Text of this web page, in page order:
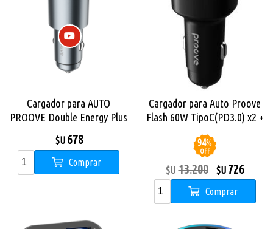
Cargador para AUTO
PROOVE Double Energy Plus
$U 678
Comprar
Cargador para Auto Proove
Flash 60W TipoC(PD3.0) x2 +
USB(QC3.0)
94%
OFF
$U 13.200 $U 726
Comprar